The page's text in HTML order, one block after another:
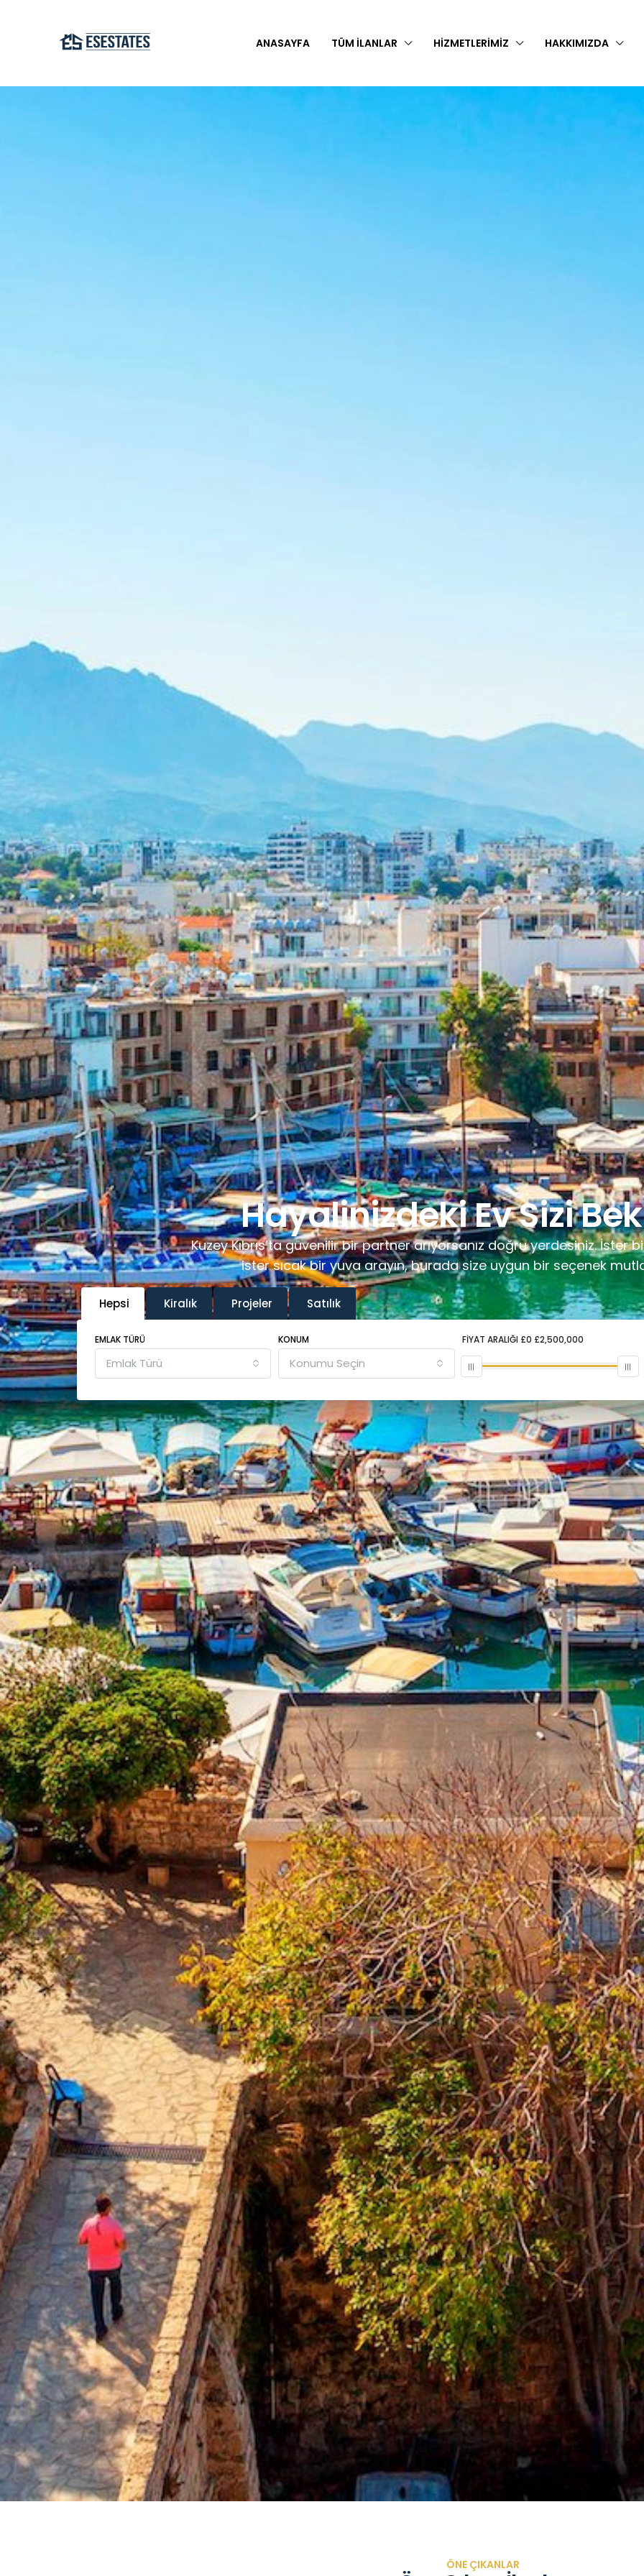
ANASAYFA TÜM İLANLAR HIZMETLERIMIZ HAKKIMIZDA
Hayalinizdeki Ev Sizi
Kuzey Kıbrıs’ta güvenilir bir partner arıyorsanız doğru yerdesiniz. İster
ister sıcak bir yuva arayın, burada size uygun bir seçenek
Hepsi Kiralık Projeler Satılık
EMLAK TÜRÜ
Emlak Türü
KONUM
Konumu Seçin
FIYAT ARALIĞI £0 £2,500,000
ÖNE ÇIKANLAR